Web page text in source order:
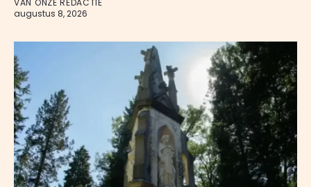
VAN ONZE REDACTIE
augustus 8, 2026